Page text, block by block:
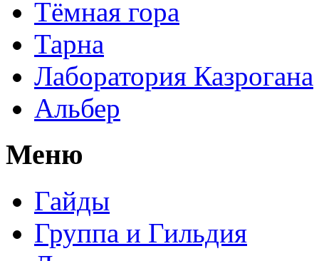
Тёмная гора
Тарна
Лаборатория Казрогана
Альбер
Меню
Гайды
Группа и Гильдия